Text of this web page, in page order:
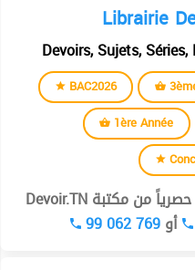
Devoirs, Sujets,
BAC2026
1ère Année
حصرياً من مكتبة Devoir.TN
أو99 062 769